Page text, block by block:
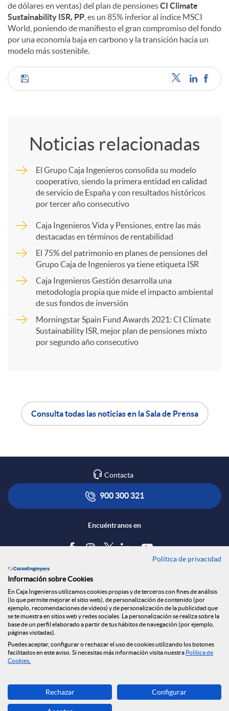
de dólares en ventas) del plan de pensionesCI Climate
Sustainability ISR, PP , es un 85% inferior al índice MSCI
World, poniendo de manifiesto el gran compromiso del fondo
por una economía baja en carbono y la transición hacia un
modelo más sostenible.
C
a
r
t
R
e
e
s
S
o
c
Noticias relacionadas
El Grupo Caja Ingenieros consolida su modelo
cooperativo, siendo la primera entidad en calidad
de servicio de España y con resultados históricos
por tercer año consecutivo
Caja Ingenieros Vida y Pensiones, entre las más
destacadas en términos de rentabilidad
El 75% del patrimonio en planes de pensiones del
Grupo Caja de Ingenieros ya tiene etiqueta ISR
Caja Ingenieros Gestión desarrolla una
metodología propia que mide el impacto ambiental
de sus fondos de inversión
Morningstar Spain Fund Awards 2021: CI Climate
Sustainability ISR, mejor plan de pensiones mixto
por segundo año consecutivo
A
p
l
a
c
i
o
o
t
s
a
l
a
Consulta todas las noticias en la Sala de Prensa
Contacta
900 300 321
Encuéntranos en
Tablón de anuncios
Política de cookies
Aviso legal
Seguridad Online
Privacidad
Canal denuncias
Descarga ahora
Banca MOBILE
Política de privacidad
Información sobre Cookies
En Caja Ingenieros utilizamos cookies propias y de terceros con fines de análisis
(lo que permite mejorar el sitio web), de personalización de contenido (por
ejemplo, recomendaciones de vídeos) y de personalización de la publicidad que
se te muestra en sitios web y redes sociales. La personalización se realiza sobre la
base de un perfil elaborado a partir de tus hábitos de navegación (por ejemplo,
páginas visitadas).
Puedes aceptar, configurar o rechazar el uso de cookies utilizando los botones
facilitados en este aviso. Si necesitas más información visita nuestra Política de
Cookies
Rechazar Configurar